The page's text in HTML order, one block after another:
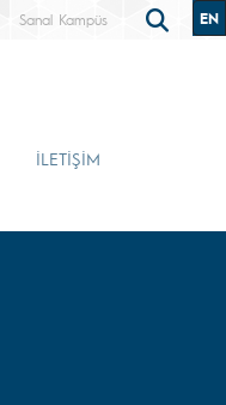
Sanal Kampüs EN
İLETİŞİM